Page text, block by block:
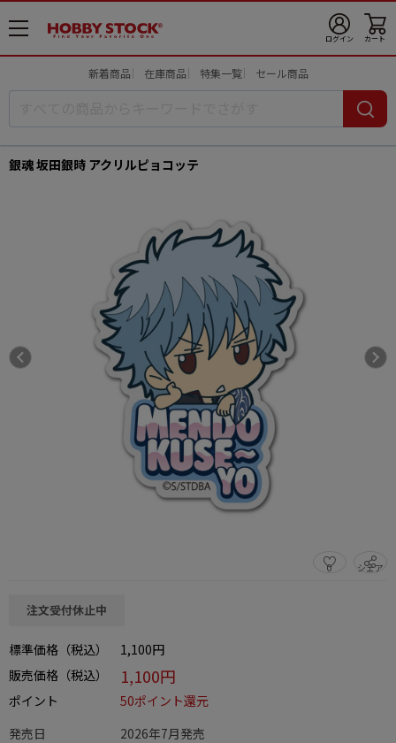
メ
ニ
ログイン カート
新着商品 在庫商品 特集一覧 セール商品
銀魂 坂田銀時 アクリルピョコッテ
0 シェア
この商品をシェアする
注文受付休止中
標準価格（税込）
1,100円
販売価格（税込）
1,100円
ポイント
50ポイント還元
発売日
2026年7月発売